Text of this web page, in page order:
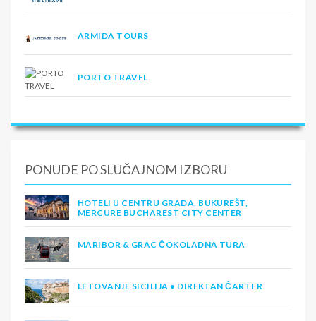
ARMIDA TOURS
PORTO TRAVEL
PONUDE PO SLUČAJNOM IZBORU
HOTELI U CENTRU GRADA, BUKUREŠT,
MERCURE BUCHAREST CITY CENTER
MARIBOR & GRAC ČOKOLADNA TURA
LETOVANJE SICILIJA • DIREKTAN ČARTER